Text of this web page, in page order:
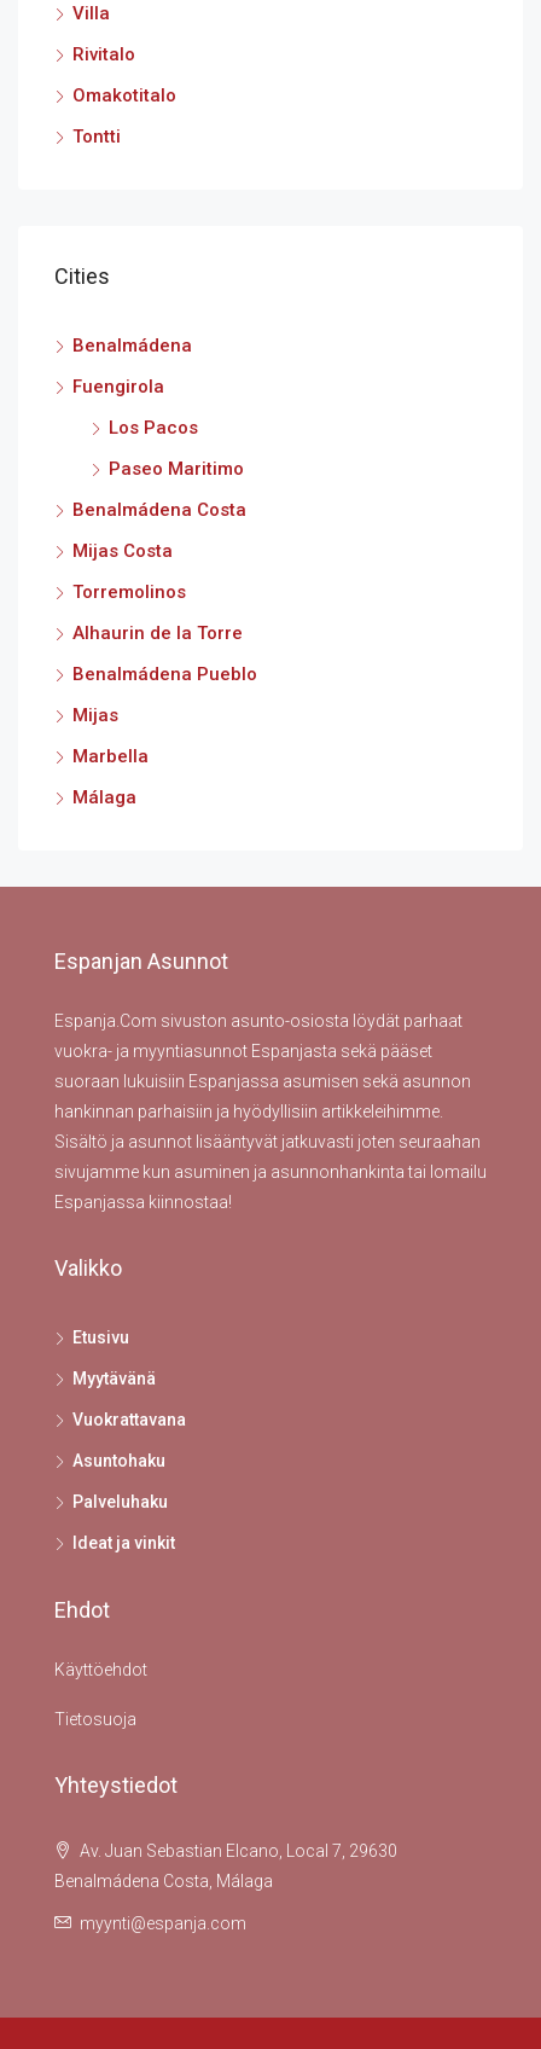
Villa
Rivitalo
Omakotitalo
Tontti
Cities
Benalmádena
Fuengirola
Los Pacos
Paseo Maritimo
Benalmádena Costa
Mijas Costa
Torremolinos
Alhaurin de la Torre
Benalmádena Pueblo
Mijas
Marbella
Málaga
Espanjan Asunnot
Espanja.Com sivuston asunto-osiosta löydät parhaat
vuokra- ja myyntiasunnot Espanjasta sekä pääset
suoraan lukuisiin Espanjassa asumisen sekä asunnon
hankinnan parhaisiin ja hyödyllisiin artikkeleihimme.
Sisältö ja asunnot lisääntyvät jatkuvasti joten seuraahan
sivujamme kun asuminen ja asunnonhankinta tai lomailu
Espanjassa kiinnostaa!
Valikko
Etusivu
Myytävänä
Vuokrattavana
Asuntohaku
Palveluhaku
Ideat ja vinkit
Ehdot
Käyttöehdot
Tietosuoja
Yhteystiedot
Av. Juan Sebastian Elcano, Local 7, 29630
Benalmádena Costa, Málaga
myynti@espanja.com